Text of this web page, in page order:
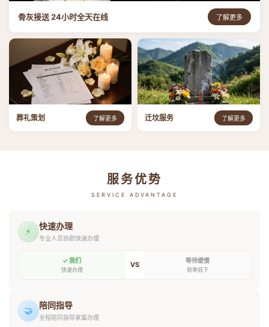
骨灰接送 24小时全天在线 了解更多
葬礼策划 了解更多 迁坟服务 了解更多
服务优势
SERVICE ADVANTAGE
⚡ 快速办理
专业人员协助快速办理
✓ 我们
快速办理
VS 等待缓慢
效率低下
🤝 陪同指导
全程陪同指导家属办理